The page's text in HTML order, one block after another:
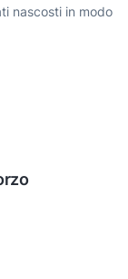
nascosti in modo
i metadati di